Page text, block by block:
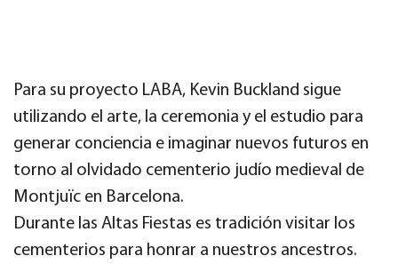
Para su proyecto LABA, Kevin Buckland sigue
utilizando el arte, la ceremonia y el estudio para
generar conciencia e imaginar nuevos futuros en
torno al olvidado cementerio judío medieval de
Montjuïc en Barcelona.
Durante las Altas Fiestas es tradición visitar los
cementerios para honrar a nuestros ancestros.